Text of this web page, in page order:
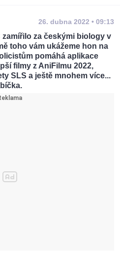
26. dubna 2022 • 09:13
za českými biology v
toho vám ukážeme hon na
pomáhá aplikace
filmy z AniFilmu 2022,
SLS a ještě mnohem více...